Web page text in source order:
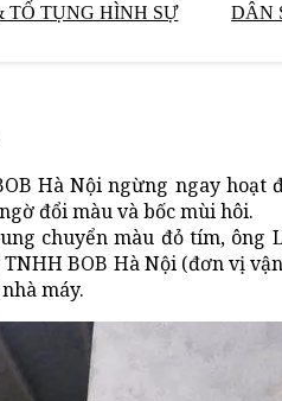
TỐ TỤNG HÌNH SỰ DÂN
Hà Nội ngừng ngay hoạt
đổi màu và bốc mùi hôi.
chuyển màu đỏ tím, ông
BOB Hà Nội (đơn vị
máy.